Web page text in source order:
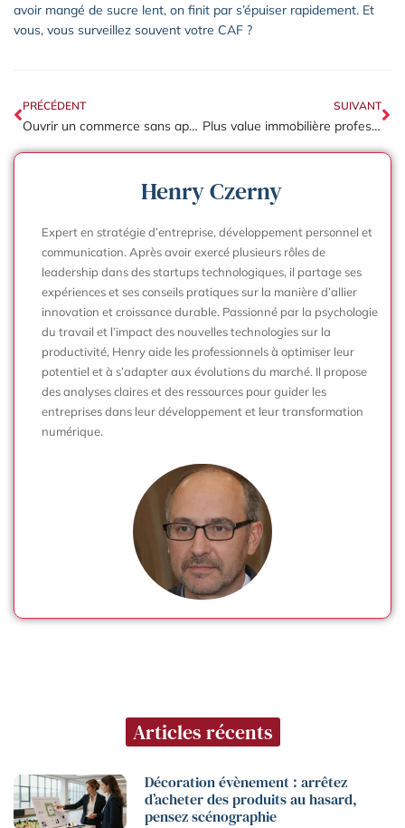
avoir mangé de sucre lent, on finit par s’épuiser rapidement. Et
vous, vous surveillez souvent votre CAF ?
PRÉCÉDENT
Ouvrir un commerce sans apport : les aides financières sont-elles efficaces ?
SUIVANT
Plus value immobilière professionnelle : les mécanismes fiscaux pour réduire l’imposition
Henry Czerny
Expert en stratégie d’entreprise, développement personnel et
communication. Après avoir exercé plusieurs rôles de
leadership dans des startups technologiques, il partage ses
expériences et ses conseils pratiques sur la manière d’allier
innovation et croissance durable. Passionné par la psychologie
du travail et l’impact des nouvelles technologies sur la
productivité, Henry aide les professionnels à optimiser leur
potentiel et à s’adapter aux évolutions du marché. Il propose
des analyses claires et des ressources pour guider les
entreprises dans leur développement et leur transformation
numérique.
Articles récents
Décoration évènement : arrêtez
d’acheter des produits au hasard,
pensez scénographie